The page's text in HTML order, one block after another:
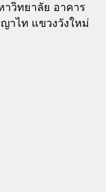
วิทยาลัย อาคาร
าไท แขวงวังใหม่